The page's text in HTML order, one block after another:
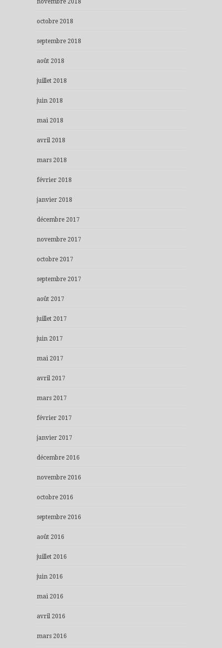
octobre 2018
septembre 2018
août 2018
juillet 2018
juin 2018
mai 2018
avril 2018
mars 2018
février 2018
janvier 2018
décembre 2017
novembre 2017
octobre 2017
septembre 2017
août 2017
juillet 2017
juin 2017
mai 2017
avril 2017
mars 2017
février 2017
janvier 2017
décembre 2016
novembre 2016
octobre 2016
septembre 2016
août 2016
juillet 2016
juin 2016
mai 2016
avril 2016
mars 2016